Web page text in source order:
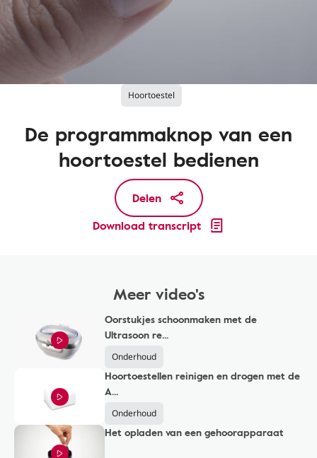
Hoortoestel
De programmaknop van een
hoortoestel bedienen
Delen
Download transcript
Meer video's
Oorstukjes schoonmaken met de
Ultrasoon re...
Onderhoud
Hoortoestellen reinigen en drogen met de
A...
Onderhoud
Het opladen van een gehoorapparaat